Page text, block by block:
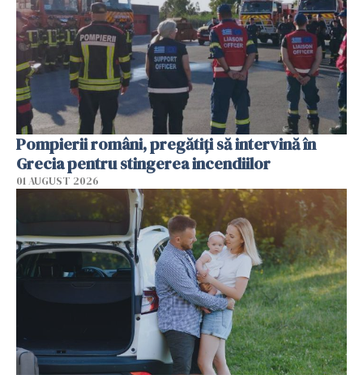
Pompierii români, pregătiţi să intervină în
Grecia pentru stingerea incendiilor
01 AUGUST 2026